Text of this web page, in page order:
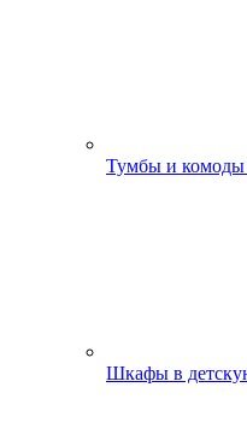
Тумбы и комоды
Шкафы в